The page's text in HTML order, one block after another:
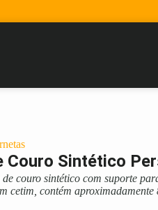
Couro Sintético
de couro sintético com suporte
cetim, contém